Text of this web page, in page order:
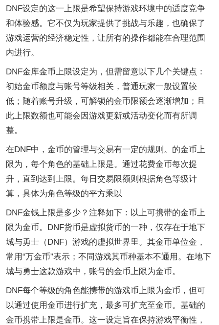
DNF设定的这一上限是希望保持游戏环境中的适度竞争
和体验感。它不仅为玩家提供了挑战与乐趣，也确保了
游戏运营的经济稳定性，让所有的操作都能在合理范围
内进行。
DNF金库金币上限设定为，但需留意以下几个关键点：
初始金币额度与账号等级相关，普通玩家一般设置较
低；随着账号升级，可解锁的金币限额会逐渐增加；且
此上限数额也可能会因游戏更新或活动变化而有所调
整。
在DNF中，金币的管理与交易有一定的规则。的金币上
限为，每个角色的基础上限是。通过花费金币每次提
升，直到达到上限。每日交易限额则根据角色等级计
算，具体为角色等级的平方乘以
DNF金钱上限是多少？注释如下：以上可携带的金币上
限为金币。DNF货币是虚拟货币的一种，仅存在于地下
城与勇士（DNF）游戏的虚拟世界里。其金币单位金，
常用“万金币”表示；不同游戏其币种基本不通用。在地下
城与勇士这款游戏中，账号的金币上限为金币。
DNF每个等级的角色能携带的游戏币上限为金币，但可
以通过使用金币进行扩充，最多可扩充至金币。基础的
金币携带上限是金币。这一设定旨在保持游戏平衡性，